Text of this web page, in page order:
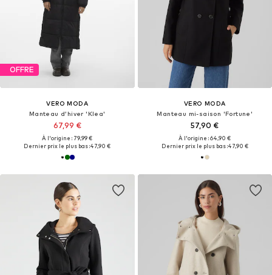
OFFRE
VERO MODA
Manteau d’hiver 'Klea'
67,99 €
À l'origine : 79,99 €
Dernier prix le plus bas :47,90 €
VERO MODA
Manteau mi-saison 'Fortune'
57,90 €
À l'origine : 64,90 €
Dernier prix le plus bas :47,90 €